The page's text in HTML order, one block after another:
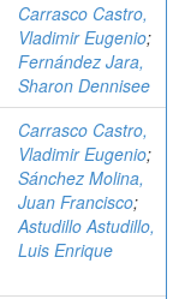
Carrasco Castro,
Vladimir Eugenio;
Fernández Jara,
Sharon Dennisee
Carrasco Castro,
Vladimir Eugenio;
Sánchez Molina,
Juan Francisco;
Astudillo Astudillo,
Luis Enrique